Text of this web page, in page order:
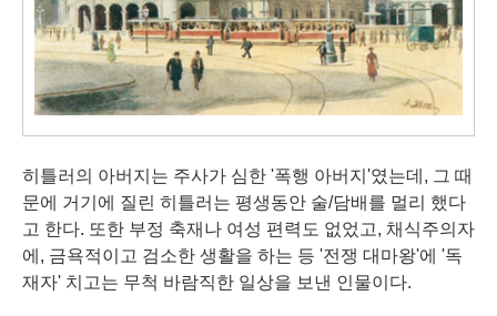
히틀러의 아버지는 주사가 심한 '폭행 아버지'였는데, 그 때
문에 거기에 질린 히틀러는 평생동안 술/담배를 멀리 했다
고 한다. 또한 부정 축재나 여성 편력도 없었고, 채식주의자
에, 금욕적이고 검소한 생활을 하는 등 '전쟁 대마왕'에 '독
재자' 치고는 무척 바람직한 일상을 보낸 인물이다.